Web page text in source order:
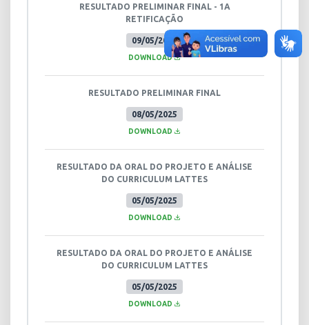
09/05/2025
RESULTADO PRELIMINAR FINAL - 1A
RETIFICAÇÃO
DOWNLOAD
08/05/2025
RESULTADO PRELIMINAR FINAL
DOWNLOAD
05/05/2025
RESULTADO DA ORAL DO PROJETO E ANÁLISE
DO CURRICULUM LATTES
DOWNLOAD
05/05/2025
RESULTADO DA ORAL DO PROJETO E ANÁLISE
DO CURRICULUM LATTES
DOWNLOAD